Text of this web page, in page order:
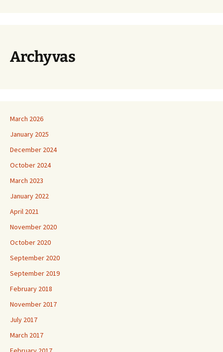
Archyvas
March 2026
January 2025
December 2024
October 2024
March 2023
January 2022
April 2021
November 2020
October 2020
September 2020
September 2019
February 2018
November 2017
July 2017
March 2017